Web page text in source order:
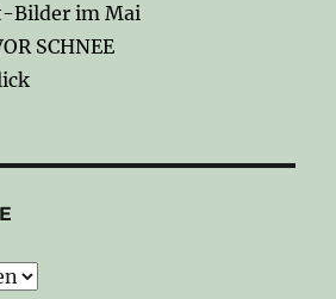
Bilder im Mai
SCHNEE